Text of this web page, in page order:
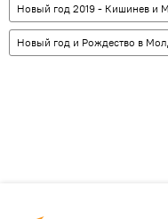
Новый год 2019 - Кишинев и
Новый год и Рождество в